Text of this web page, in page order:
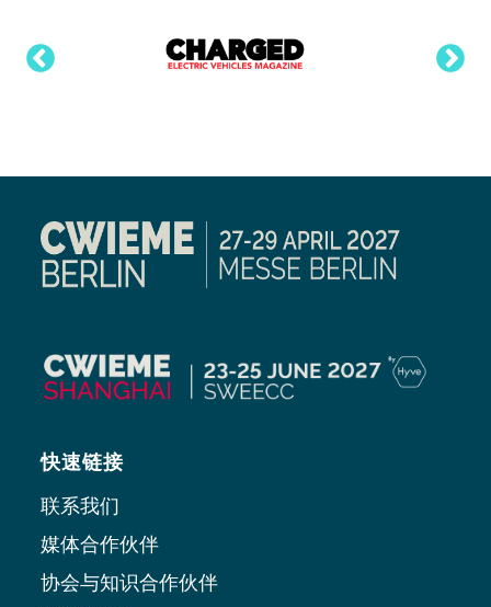
快速链接
联系我们
媒体合作伙伴
协会与知识合作伙伴